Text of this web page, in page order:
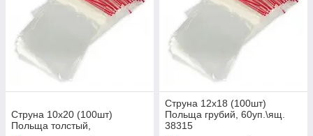
Струна 10х20 (100шт)
Польща толстый,
Струна 12х18 (100шт)
Польща грубий, 60уп.\ящ.
38315